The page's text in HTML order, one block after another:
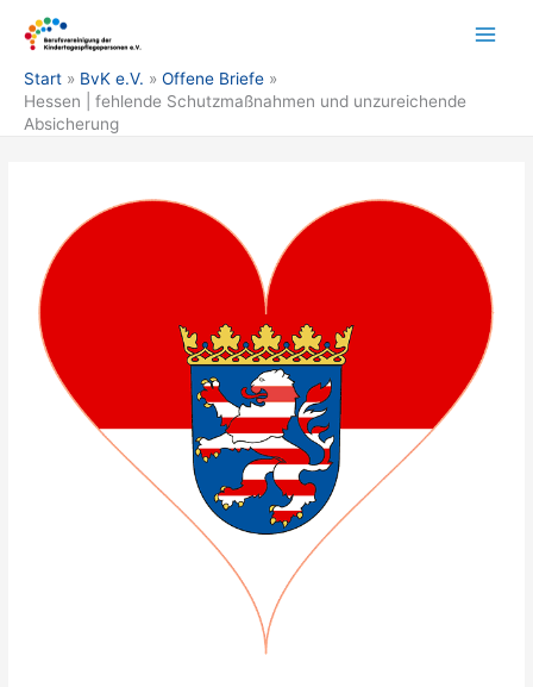
Inhalt
springen
Start BvK e.V.
Offene Briefe
Hessen | fehlende Schutzmaßnahmen und unzureichende
Absicherung